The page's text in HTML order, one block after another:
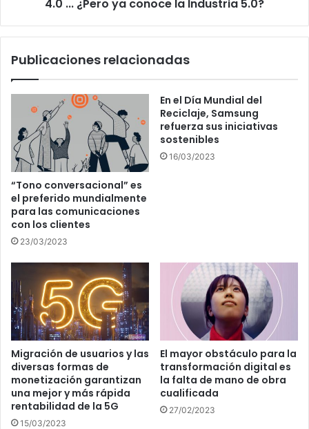
4.0 ... ¿Pero ya conoce la Industria 5.0?
Publicaciones relacionadas
“Tono conversacional” es
el preferido mundialmente
para las comunicaciones
con los clientes
23/03/2023
En el Día Mundial del
Reciclaje, Samsung
refuerza sus iniciativas
sostenibles
16/03/2023
Migración de usuarios y las
diversas formas de
monetización garantizan
una mejor y más rápida
rentabilidad de la 5G
15/03/2023
El mayor obstáculo para la
transformación digital es
la falta de mano de obra
cualificada
27/02/2023